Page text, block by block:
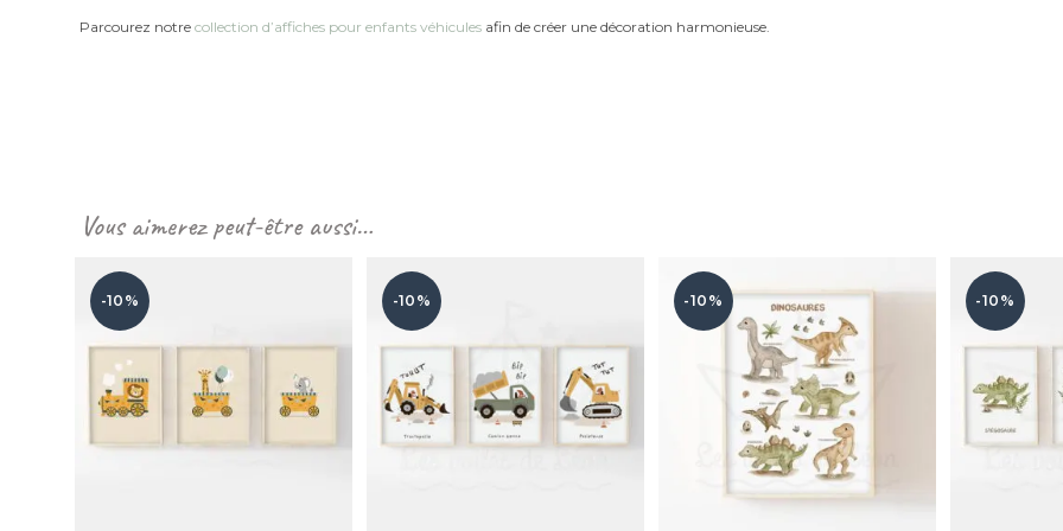
Parcourez notrecollection d’affiches pour enfants véhicules afin de créer une décoration harmonieuse.
Vous aimerez peut-être aussi…
-10% -10% -10% -10%